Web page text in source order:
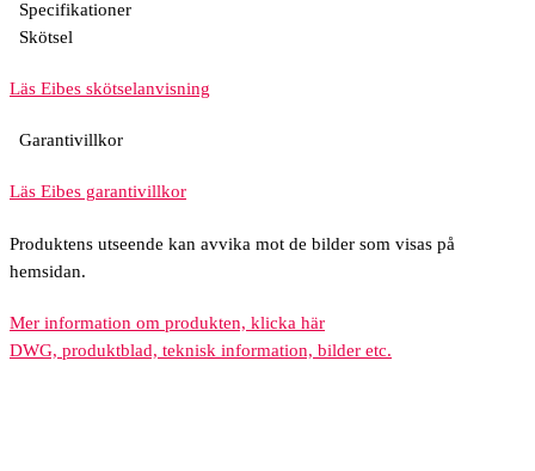
Specifikationer
Skötsel
Läs Eibes skötselanvisning
Garantivillkor
Läs Eibes garantivillkor
Produktens utseende kan avvika mot de bilder som visas på
hemsidan.
Mer information om produkten, klicka här
DWG, produktblad, teknisk information, bilder etc.